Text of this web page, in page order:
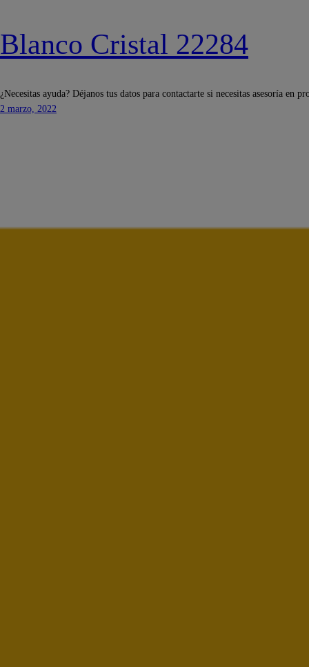
Blanco Cristal 22284
¿Necesitas ayuda? Déjanos tus datos para contactarte si necesitas asesoría en
2 marzo, 2022